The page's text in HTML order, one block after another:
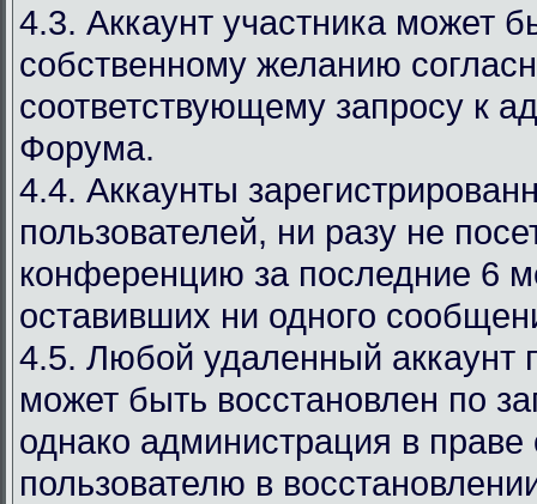
4.3. Аккаунт участника может
собственному желанию
соответствующему запросу к
Форума.
4.4. Аккаунты
пользователей, ни разу не
конференцию за последние 6
оставивших ни одного
4.5. Любой удаленный аккаунт
может быть восстановлен по
однако администрация в праве
пользователю в